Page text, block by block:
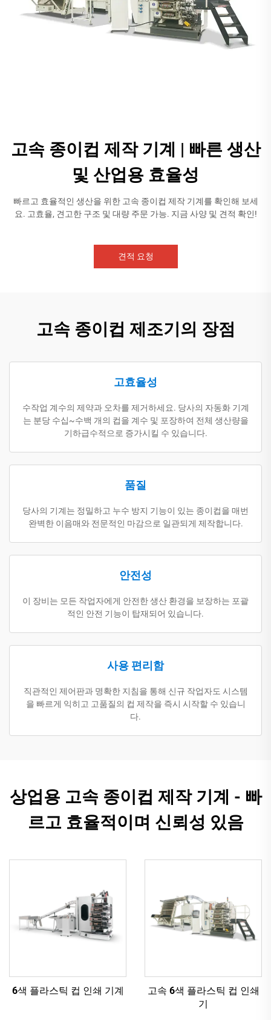
고속 종이컵 제작 기계 | 빠른 생산
및 산업용 효율성
빠르고 효율적인 생산을 위한 고속 종이컵 제작 기계를 확인해 보세
요. 고효율, 견고한 구조 및 대량 주문 가능. 지금 사양 및 견적 확인!
견적 요청
고속 종이컵 제조기의 장점
고효율성
수작업 계수의 제약과 오차를 제거하세요. 당사의 자동화 기계
는 분당 수십~수백 개의 컵을 계수 및 포장하여 전체 생산량을
기하급수적으로 증가시킬 수 있습니다.
품질
당사의 기계는 정밀하고 누수 방지 기능이 있는 종이컵을 매번
완벽한 이음매와 전문적인 마감으로 일관되게 제작합니다.
안전성
이 장비는 모든 작업자에게 안전한 생산 환경을 보장하는 포괄
적인 안전 기능이 탑재되어 있습니다.
사용 편리함
직관적인 제어판과 명확한 지침을 통해 신규 작업자도 시스템
을 빠르게 익히고 고품질의 컵 제작을 즉시 시작할 수 있습니
다.
상업용 고속 종이컵 제작 기계 - 빠
르고 효율적이며 신뢰성 있음
6색 플라스틱 컵 인쇄 기계
고속 6색 플라스틱 컵 인쇄
기